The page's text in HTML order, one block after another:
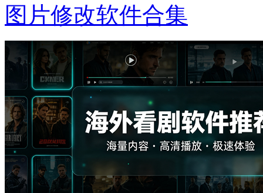
图片修改软件合集